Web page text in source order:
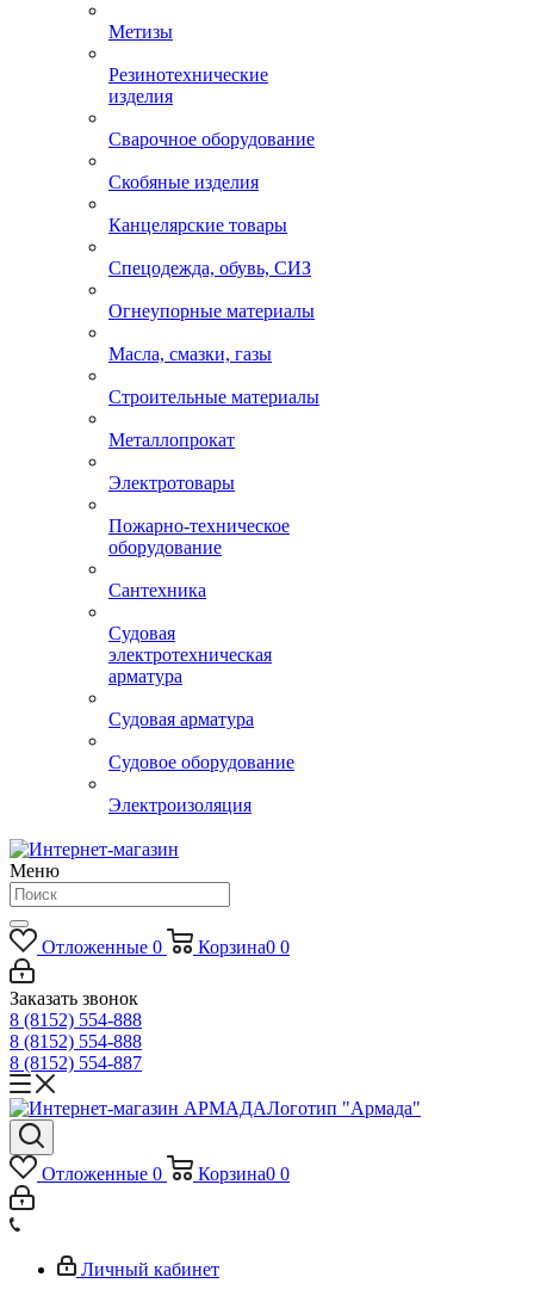
Метизы
Резинотехнические
изделия
Сварочное оборудование
Скобяные изделия
Канцелярские товары
Спецодежда, обувь, СИЗ
Огнеупорные материалы
Масла, смазки, газы
Строительные материалы
Металлопрокат
Электротовары
Пожарно-техническое
оборудование
Сантехника
Судовая
электротехническая
арматура
Судовая арматура
Судовое оборудование
Электроизоляция
Меню
Отложенные 0 Корзина0 0
Заказать звонок
8 (8152) 554-888
8 (8152) 554-888
8 (8152) 554-887
Логотип "Армада"
Отложенные 0 Корзина0 0
Личный кабинет